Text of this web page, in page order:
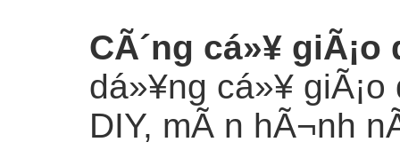
CÃ´ng cá»¥ giÃ¡o
dá»¥ng cá»¥
DIY, mÃ n hÃ¬nh